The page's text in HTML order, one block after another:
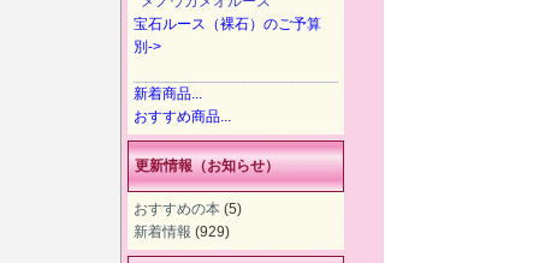
宝石ルース（裸石）のご予算
別->
新着商品...
おすすめ商品...
更新情報（お知らせ）
おすすめの本 (5)
新着情報 (929)